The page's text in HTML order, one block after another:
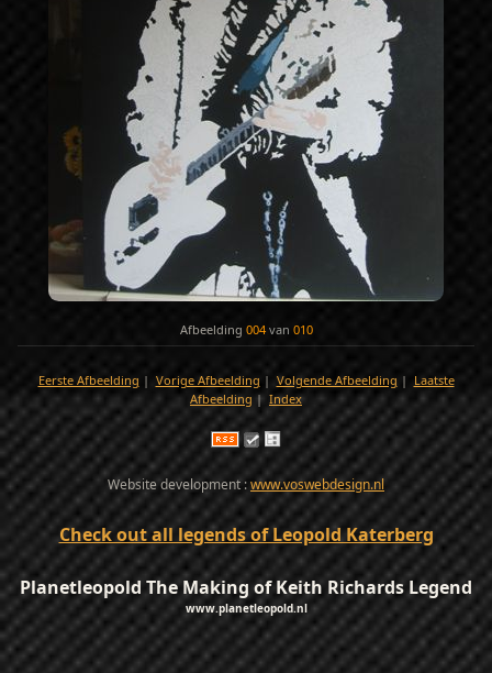
Afbeelding 004van 010
Eerste Afbeelding | Vorige Afbeelding | Volgende Afbeelding | Laatste
Afbeelding | Index
Website development :www.voswebdesign.nl
Check out all legends of Leopold Katerberg
Planetleopold The Making of Keith Richards Legend
www.planetleopold.nl